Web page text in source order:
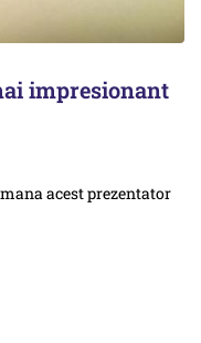
impresionant